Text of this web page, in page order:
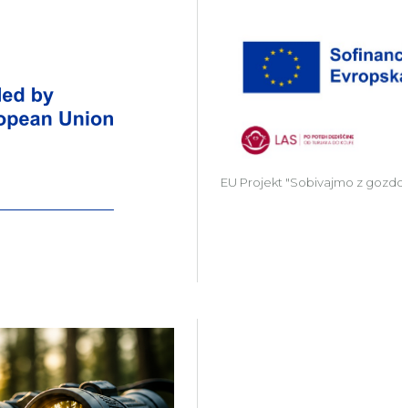
Zavod Kočevsko partner v projektu
EU Projekt "Sobivajmo z